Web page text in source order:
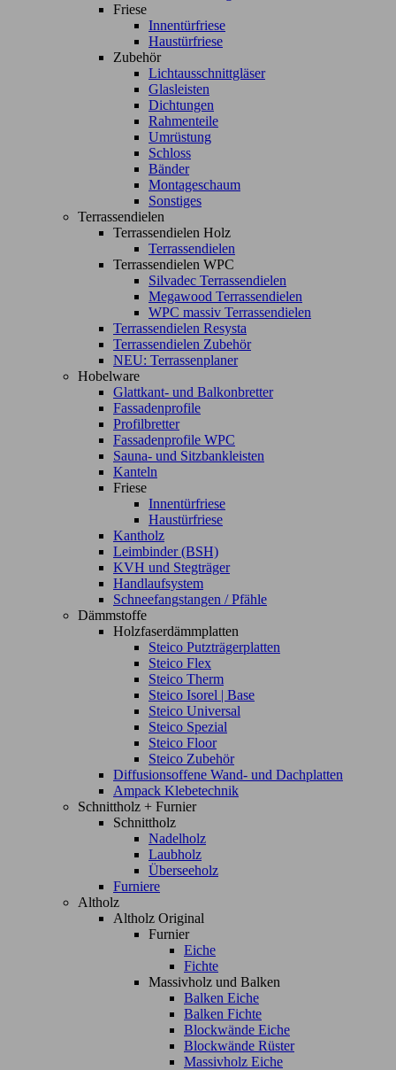
Friese
Innentürfriese
Haustürfriese
Zubehör
Lichtausschnittgläser
Glasleisten
Dichtungen
Rahmenteile
Umrüstung
Schloss
Bänder
Montageschaum
Sonstiges
Terrassendielen
Terrassendielen Holz
Terrassendielen
Terrassendielen WPC
Silvadec Terrassendielen
Megawood Terrassendielen
WPC massiv Terrassendielen
Terrassendielen Resysta
Terrassendielen Zubehör
NEU: Terrassenplaner
Hobelware
Glattkant- und Balkonbretter
Fassadenprofile
Profilbretter
Fassadenprofile WPC
Sauna- und Sitzbankleisten
Kanteln
Friese
Innentürfriese
Haustürfriese
Kantholz
Leimbinder (BSH)
KVH und Stegträger
Handlaufsystem
Schneefangstangen / Pfähle
Dämmstoffe
Holzfaserdämmplatten
Steico Putzträgerplatten
Steico Flex
Steico Therm
Steico Isorel | Base
Steico Universal
Steico Spezial
Steico Floor
Steico Zubehör
Diffusionsoffene Wand- und Dachplatten
Ampack Klebetechnik
Schnittholz + Furnier
Schnittholz
Nadelholz
Laubholz
Überseeholz
Furniere
Altholz
Altholz Original
Furnier
Eiche
Fichte
Massivholz und Balken
Balken Eiche
Balken Fichte
Blockwände Eiche
Blockwände Rüster
Massivholz Eiche